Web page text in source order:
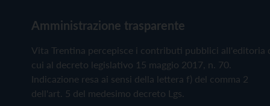
Amministrazione trasparente
Vita Trentina percepisce i contributi pubblici all'editoria
cui al decreto legislativo 15 maggio 2017, n. 70.
Indicazione resa ai sensi della lettera f) del comma 2
dell'art. 5 del medesimo decreto Lgs.